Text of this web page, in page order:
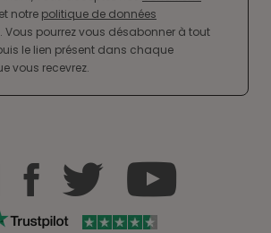
et notre politique de données
. Vous pourrez vous désabonner à tout
le lien présent dans chaque
vous recevrez.